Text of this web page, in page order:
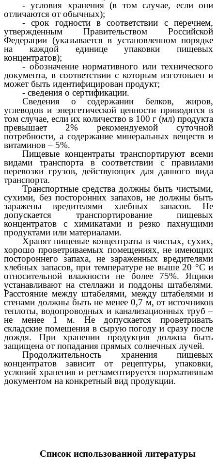
- условия хранения (в том случае, если они
отличаются от обычных);
- срок годности в соответствии с перечнем,
утвержденным Правительством Российской
Федерации (указывается в установленном порядке
на каждой единице упаковки пищевых
концентратов);
- обозначение нормативного или технического
документа, в соответствии с которым изготовлен и
может быть идентифицирован продукт;
- сведения о сертификации.
Сведения о содержании белков, жиров,
углеводов и энергетической ценности приводятся в
том случае, если их количество в 100 г (мл) продукта
превышает 2% рекомендуемой суточной
потребности, а содержание минеральных веществ и
витаминов – 5%.
Пищевые концентраты транспортируют всеми
видами транспорта в соответствии с правилами
перевозки грузов, действующих для данного вида
транспорта.
Транспортные средства должны быть чистыми,
сухими, без посторонних запахов, не должны быть
заражены вредителями хлебных запасов. Не
допускается транспортирование пищевых
концентратов с химикатами и резко пахнущими
продуктами или материалами.
Хранят пищевые концентраты в чистых, сухих,
хорошо проветриваемых помещениях, не имеющих
постороннего запаха, не зараженных вредителями
хлебных запасов, при температуре не выше 20 °С и
относительной влажности не более 75%. Ящики
устанавливают на стеллажи и поддоны штабелями.
Расстояние между штабелями, между штабелями и
стенами должны быть не менее 0,7 м, от источников
теплоты, водопроводных и канализационных труб –
не менее 1 м. Не допускается проветривать
складские помещения в сырую погоду и сразу после
дождя. При хранении продукция должна быть
защищена от попадания прямых солнечных лучей.
Продолжительность хранения пищевых
концентратов зависит от рецептуры, упаковки,
условий хранения и регламентируется нормативным
документом на конкретный вид продукции.
Список использованной литературы